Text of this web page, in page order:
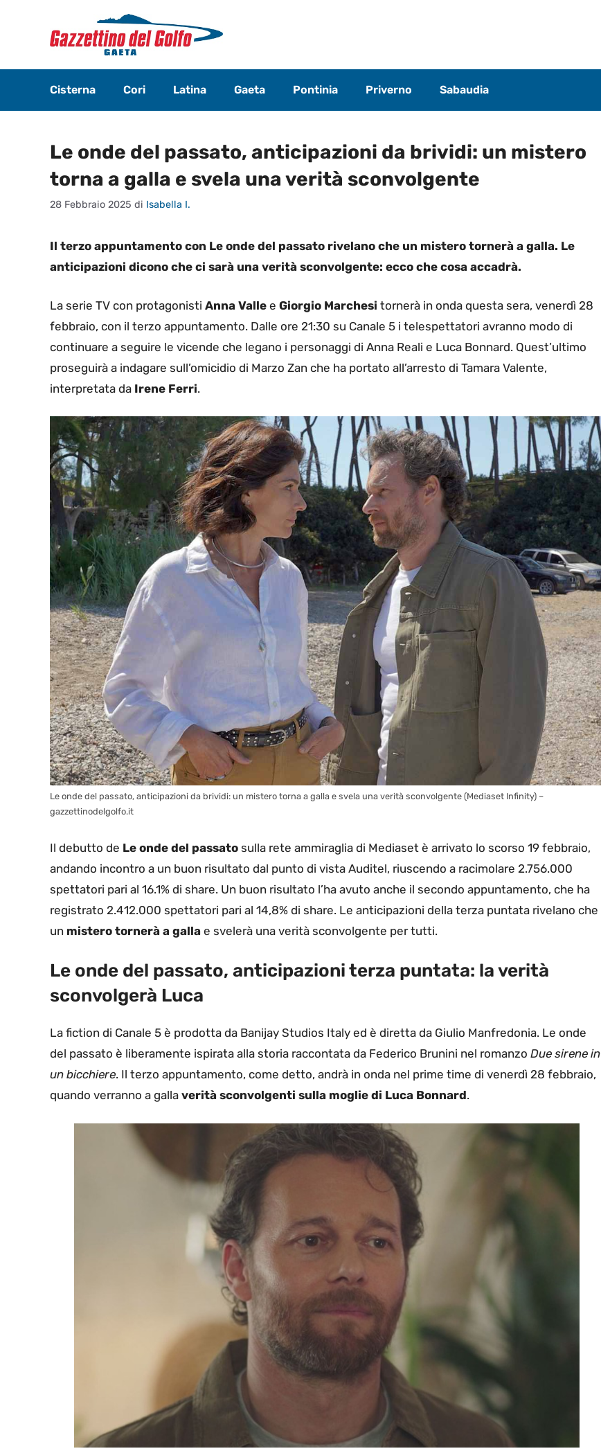
contenuto
Cisterna Cori Latina Gaeta Pontinia Priverno Sabaudia
Le onde del passato, anticipazioni da brividi: un mistero
torna a galla e svela una verità sconvolgente
28 Febbraio 2025 di Isabella I.
Il terzo appuntamento con Le onde del passato rivelano che un mistero tornerà a galla. Le
anticipazioni dicono che ci sarà una verità sconvolgente: ecco che cosa accadrà.
La serie TV con protagonisti Anna Valle e Giorgio Marchesi tornerà in onda questa sera, venerdì 28
febbraio, con il terzo appuntamento. Dalle ore 21:30 su Canale 5 i telespettatori avranno modo di
continuare a seguire le vicende che legano i personaggi di Anna Reali e Luca Bonnard. Quest’ultimo
proseguirà a indagare sull’omicidio di Marzo Zan che ha portato all’arresto di Tamara Valente,
interpretata da Irene Ferri.
Le onde del passato, anticipazioni da brividi: un mistero torna a galla e svela una verità sconvolgente (Mediaset Infinity) –
gazzettinodelgolfo.it
Il debutto de Le onde del passato sulla rete ammiraglia di Mediaset è arrivato lo scorso 19 febbraio,
andando incontro a un buon risultato dal punto di vista Auditel, riuscendo a racimolare 2.756.000
spettatori pari al 16.1% di share. Un buon risultato l’ha avuto anche il secondo appuntamento, che ha
registrato 2.412.000 spettatori pari al 14,8% di share. Le anticipazioni della terza puntata rivelano che
un mistero tornerà a galla e svelerà una verità sconvolgente per tutti.
Le onde del passato, anticipazioni terza puntata: la verità
sconvolgerà Luca
La fiction di Canale 5 è prodotta da Banijay Studios Italy ed è diretta da Giulio Manfredonia. Le onde
del passato è liberamente ispirata alla storia raccontata da Federico Brunini nel romanzo Due sirene in
un bicchiere. Il terzo appuntamento, come detto, andrà in onda nel prime time di venerdì 28 febbraio,
quando verranno a galla verità sconvolgenti sulla moglie di Luca Bonnard.